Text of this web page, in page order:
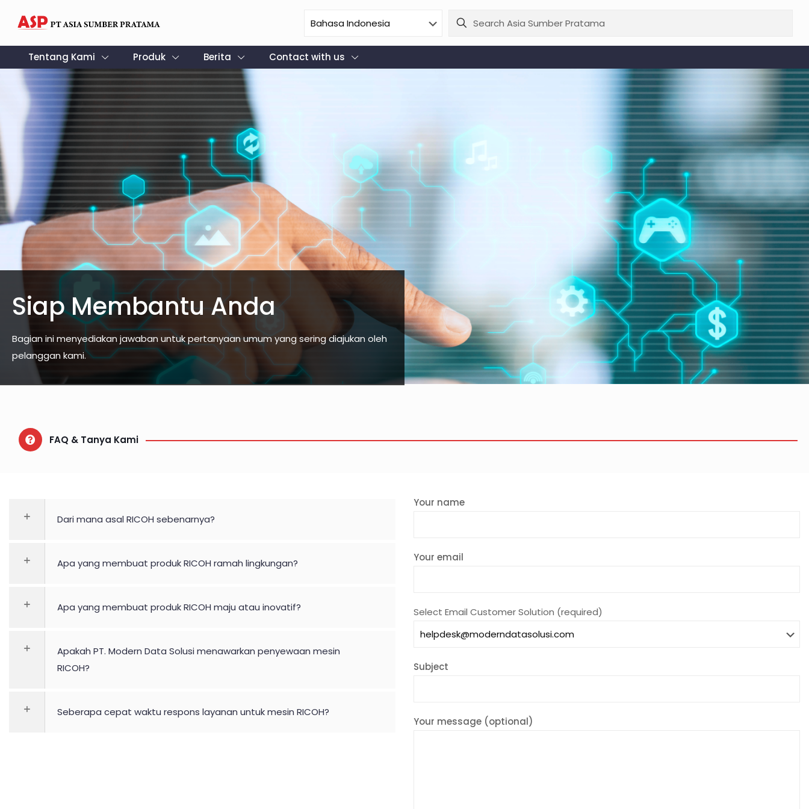
Tentang Kami Produk Berita Contact with us
Siap Membantu Anda
Bagian ini menyediakan jawaban untuk pertanyaan umum yang sering diajukan oleh
pelanggan kami.
FAQ & Tanya Kami
Dari mana asal RICOH sebenarnya?
Apa yang membuat produk RICOH ramah lingkungan?
Apa yang membuat produk RICOH maju atau inovatif?
Apakah PT. Modern Data Solusi menawarkan penyewaan mesin
RICOH?
Seberapa cepat waktu respons layanan untuk mesin RICOH?
Your name
Your email
Select Email Customer Solution (required)
Subject
Your message (optional)